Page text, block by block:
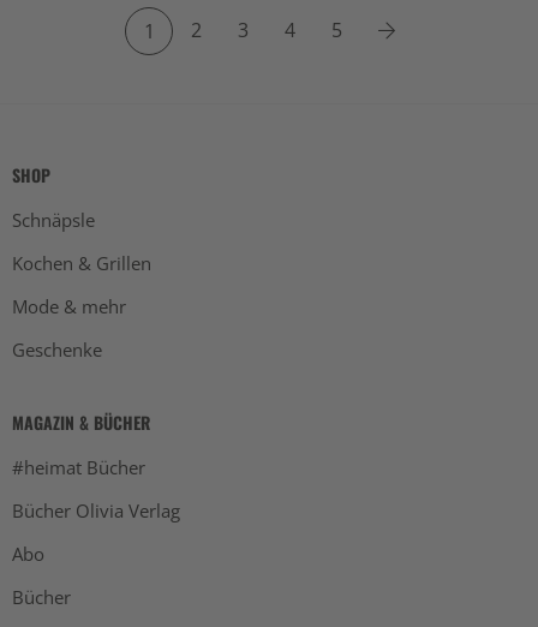
1 2 3 4 5
SHOP
Schnäpsle
Kochen & Grillen
Mode & mehr
Geschenke
MAGAZIN & BÜCHER
#heimat Bücher
Bücher Olivia Verlag
Abo
Bücher